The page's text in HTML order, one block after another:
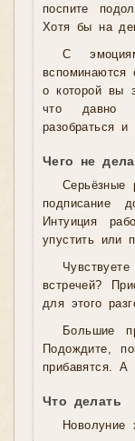
поспите
Хотя бы на
С
вспоминаются
о которой вы
что давно
разобраться и
Чего не
Серьёзные
подписание
Интуиция
упустить или
встречей?
для этого
Большие
Подождите,
прибавятся. А
Что делать
Новолуние